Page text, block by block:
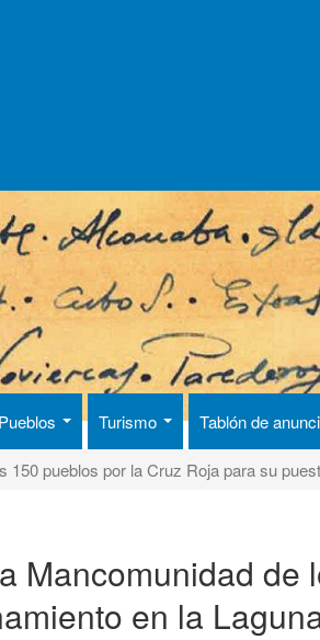
Pueblos Turismo Tablón de
pueblos por la Cruz Roja para su
Mancomunidad de
en la